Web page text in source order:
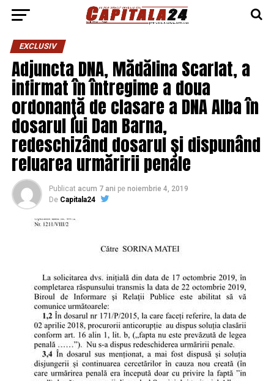
EXCLUSIV
Adjuncta DNA, Mădălina Scarlat, a
infirmat în întregime a doua
ordonanţă de clasare a DNA Alba în
dosarul lui Dan Barna,
redeschizând dosarul şi dispunând
reluarea urmăririi penale
Publicat acum 7 ani pe noiembrie 4, 2019
De Capitala24